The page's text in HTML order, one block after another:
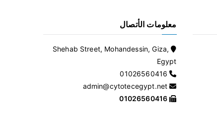
معلومات الأتصال
Shehab Street, Mohandessin, Giza,
Egypt
01026560416
admin@cytotecegypt.net
01026560416